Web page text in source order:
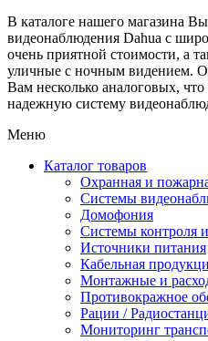
В каталоге нашего магазина
видеонаблюдения Dahua с
очень приятной стоимости, а
уличные с ночным видением.
Вам несколько аналоговых, что
надежную систему
Меню
Каталог товаров
Охранная и
Системы
Домофония
Системы контроля
Источники питания
Кабельная
Монтажные и
Противокражное
Рации /
Мониторинг